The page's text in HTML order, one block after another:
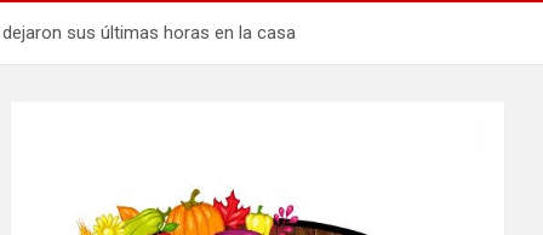
sus últimas horas en la casa